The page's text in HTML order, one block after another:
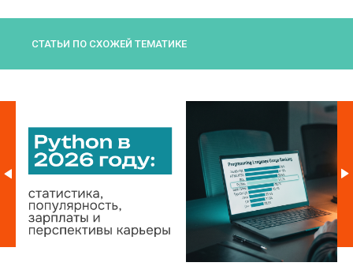
СТАТЬИ ПО СХОЖЕЙ ТЕМАТИКЕ